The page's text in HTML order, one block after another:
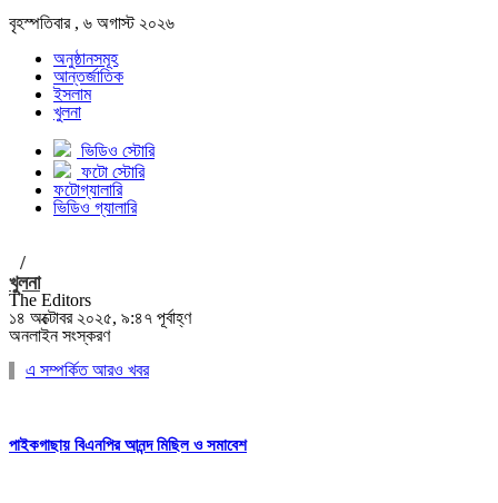
বৃহস্পতিবার , ৬ অগাস্ট ২০২৬
অনুষ্ঠানসমূহ
আন্তর্জাতিক
ইসলাম
খুলনা
ভিডিও স্টোরি
ফটো স্টোরি
ফটোগ্যালারি
ভিডিও গ্যালারি
/
খুলনা
The Editors
১৪ অক্টোবর ২০২৫, ৯:৪৭ পূর্বাহ্ণ
অনলাইন সংস্করণ
এ সম্পর্কিত আরও খবর
পাইকগাছায় বিএনপির আনন্দ মিছিল ও সমাবেশ